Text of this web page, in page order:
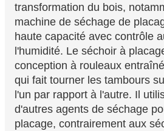
transformation du bois,
machine de séchage de
haute capacité avec contrôle
l'humidité. Le séchoir à
conception à rouleaux
qui fait tourner les tambours
l'un par rapport à l'autre. Il
d'autres agents de séchage
placage, contrairement aux